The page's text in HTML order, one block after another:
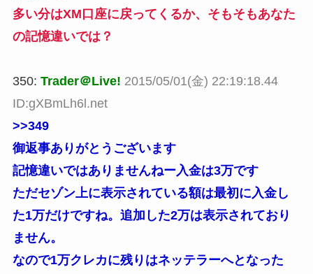
多い分はXM口座に戻ってくるか、そもそもあなた
の記憶違いでは？
350: Trader＠Live! 2015/05/01(金) 22:19:18.44
ID:gXBmLh6l.net
>>349
御返事ありがとうございます
記憶違いではありませんねー入金は3万です
ただセゾン上に表示されている額は最初に入金し
た1万だけですね。追加した2万は表示されており
ません。
なので1万クレカに残りはネッテラーへとなった